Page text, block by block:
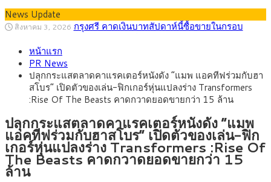
News Update
สิงหาคม 1, 2026 “เอกนิติ” เปิดเครื่องยนต์เศรษฐกิจใหม่ของไทย
ศักยภาพ
ติดลายการ์ตูน กรมศุลกากร เตือนผู้ปกครองเฝ้าระวัง หลังยึดล็อต
ใหญ่จากเยอรมนี
กรกฎาคม 27, 2026
2569) ซื้อขายในกรอบ 33.40-34.00 มองเฟดคงดอกเบี้ย
สิงหาคม 5, 2026
หน้ารถไฟฟ้าสงขลา โมโนเรล 12.54 กม. เชื่อมเมืองหาดใหญ่
สิงหาคม 4, 2026 สธ.ชี้ รพ.รัฐแบกรับผู้ป่วยบัตรทอง 87% แต่ได้งบ
รายหัวเพียง 2,618 บาท เสนอทบทวนจัดสรรงบให้สอดคล้องภาระ
งานจริง
สิงหาคม 3, 2026 กรุงศรี คาดเงินบาทสัปดาห์นี้ซื้อขายในกรอบ
33.00-33.60 ติดตามข้อมูลจ้างงานสหรัฐฯ
หน้าแรก
PR News
ปลุกกระแสตลาดคาแรคเตอร์หนังดัง “แมพ แอคทีฟร่วมกับฮา
สโบร” เปิดตัวของเล่น-ฟิกเกอร์หุ่นแปลงร่าง Transformers
:Rise Of The Beasts คาดกวาดยอดขายกว่า 15 ล้าน
ปลุกกระแสตลาดคาแรคเตอร์หนังดัง “แมพ
แอคทีฟร่วมกับฮาสโบร” เปิดตัวของเล่น-ฟิก
เกอร์หุ่นแปลงร่าง Transformers :Rise Of
The Beasts คาดกวาดยอดขายกว่า 15
ล้าน